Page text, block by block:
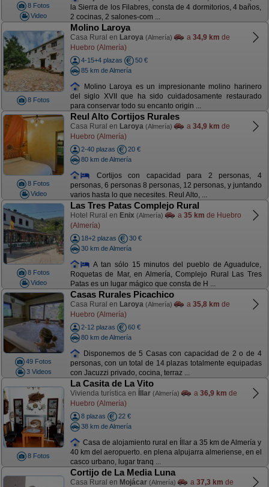
8 Fotos
Video
la Sierra de los Filabres, consta de 4 dormitorios, 4 baños,
2 cocinas, 2 salones-com ...
8 Fotos
Molino Laroya
Casa Rural en Laroya (Almería) a 34,9 km de
Huebro (Almería)
4-15+4 plazas
50 €
85 km de Almería
Molino Laroya es un impresionante molino harinero
del siglo XVII que ha sido cuidadosamente restaurado
para conservar todo su encanto origin ...
8 Fotos
Video
Reul Alto Cortijos Rurales
Casa Rural en Laroya (Almería) a 34,9 km de
Huebro (Almería)
2-40 plazas
20 €
80 km de Almería
Cortijos con capacidad para 2 personas, 4
personas, 6 personas 8 personas, 12 personas, y juntando
varios hasta lo que necesites. Reul Alto, ...
8 Fotos
Video
Las Tres Patas Complejo Rural
Hotel Rural en Enix (Almería) a 35 km de Huebro
(Almería)
18+2 plazas
30 €
30 km de Almería
A tan sólo 15 minutos del pueblo de Aguadulce,
Roquetas de Mar, en Almería, Complejo Rural Las Tres
Patas es un lugar mágico que consta de H ...
49 Fotos
3 Videos
Casas Rurales Picachico
Casa Rural en Laroya (Almería) a 35,8 km de
Huebro (Almería)
2-12 plazas
60 €
80 km de Almería
Disponemos de 5 Casas con capacidad de 2 o de 4
personas, con un total de 14 plazas totalmente equipadas
con Jacuzzi privado, cocina, terraz ...
8 Fotos
La Casita de La Vito
Vivienda turística en Íllar (Almería) a 36,9 km de
Huebro (Almería)
8 plazas
22 €
38 km de Almería
Casa de alojamiento rural en Íllar a 35 km de Almería y
40 km del aeropuerto. en plena alpujarra almeriense, en el
casco urbano, lugar tranq ...
Cortijo de La Media Luna
Casa Rural en Mojácar (Almería) a 37,3 km de